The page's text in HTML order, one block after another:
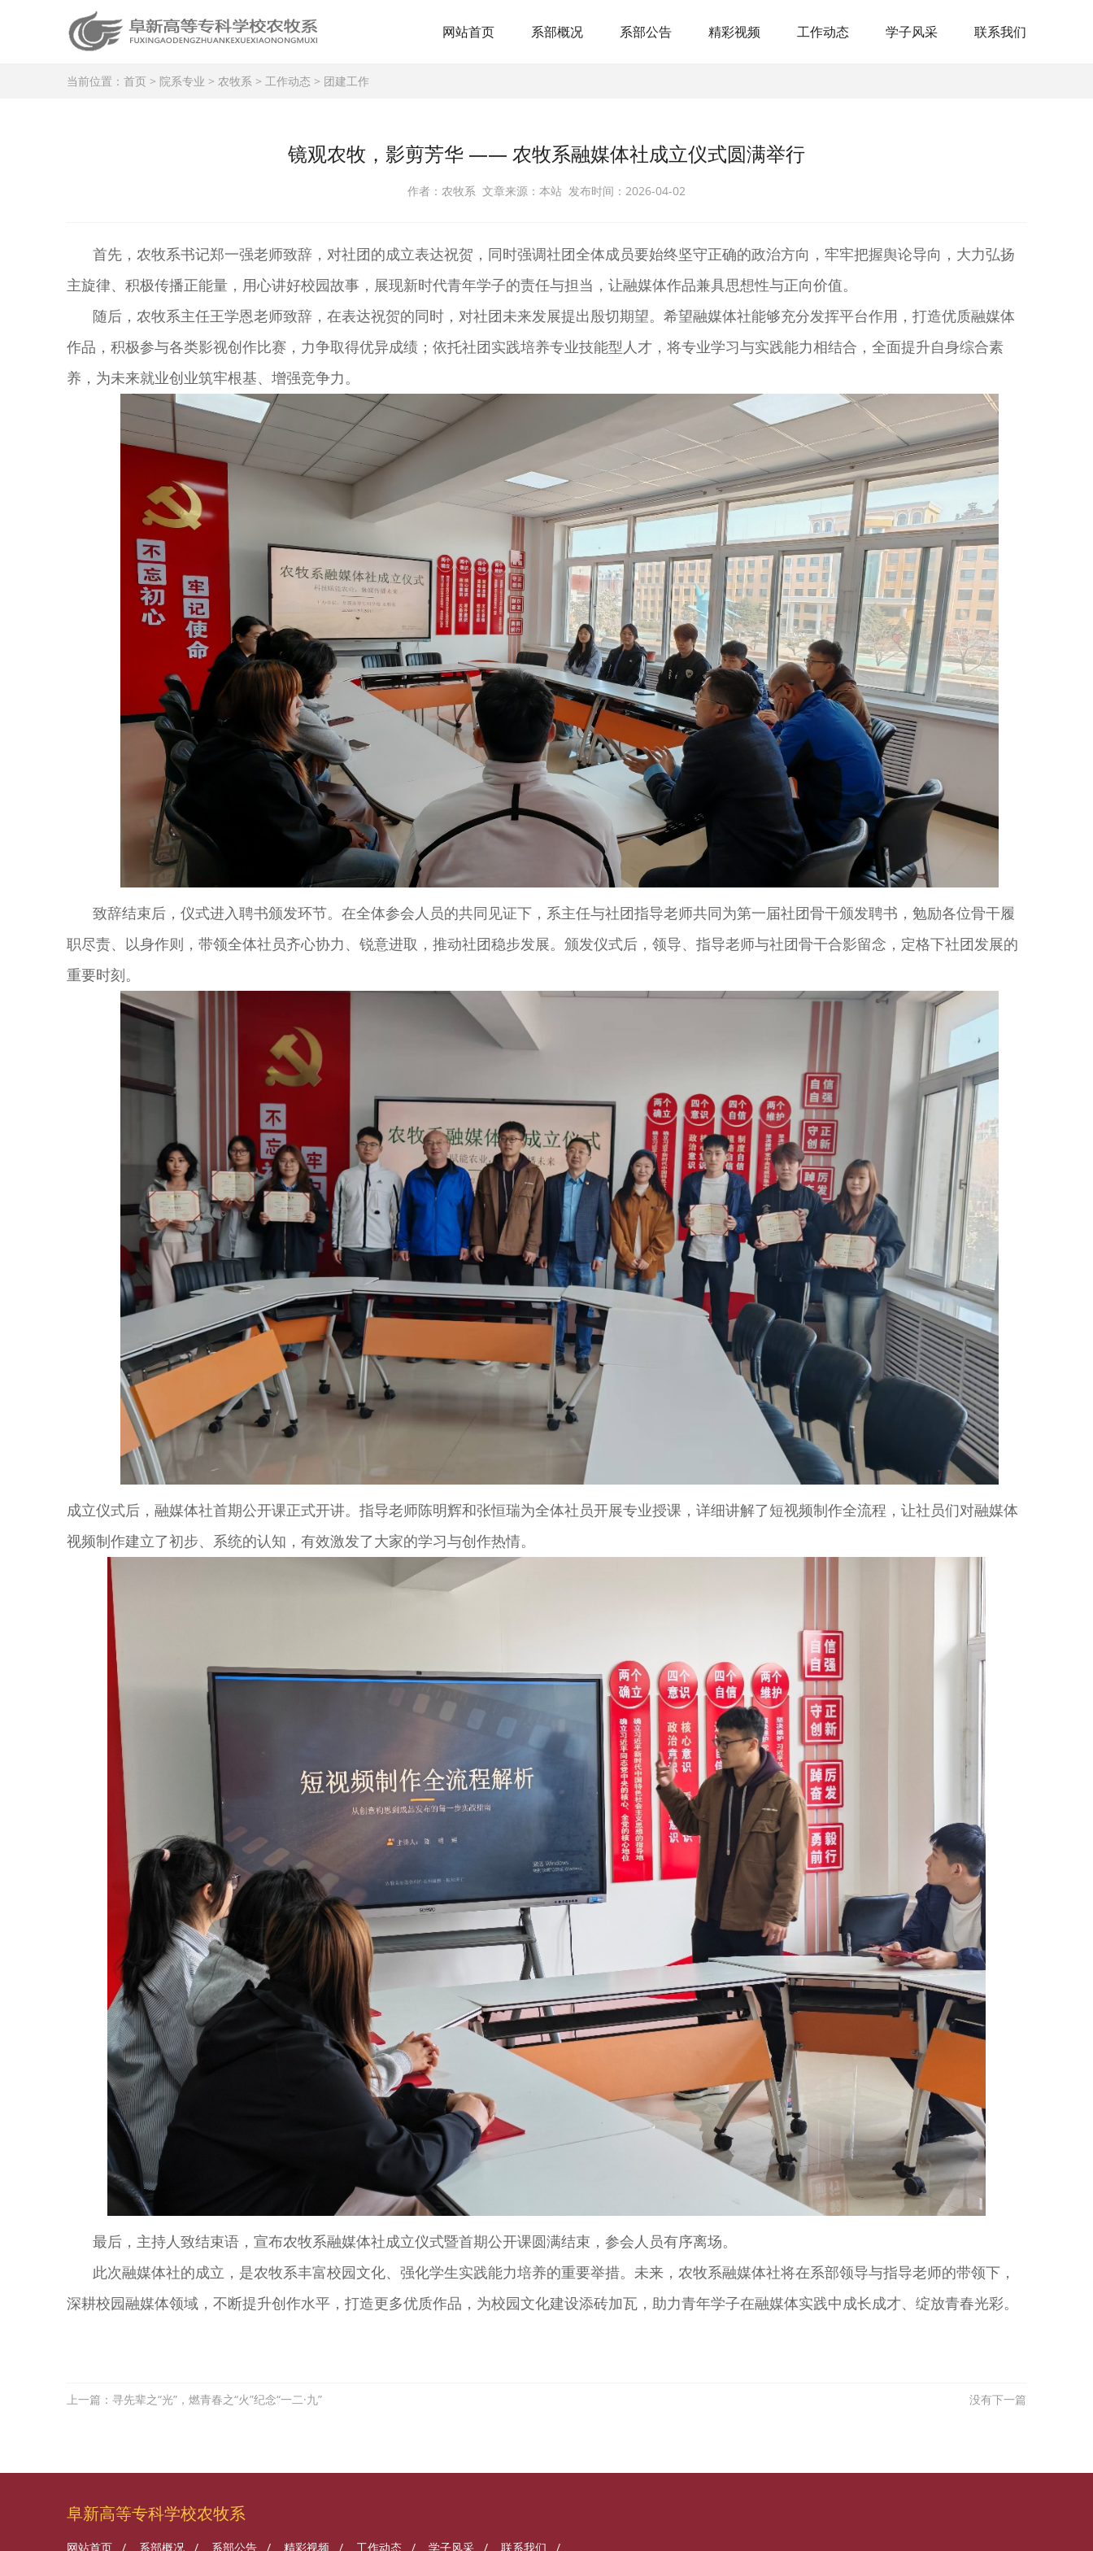
网站首页 系部概况 系部公告 精彩视频 工作动态 学子风采 联系我们
当前位置： 首页 > 院系专业 > 农牧系 > 工作动态 > 团建工作
镜观农牧，影剪芳华 —— 农牧系融媒体社成立仪式圆满举行
作者：农牧系 文章来源：本站 发布时间：2026-04-02
首先 ， 农牧系书记郑一强老师致辞，对社团的成立表达祝贺 ，同时强调社团全体成员要始终坚守正确的政治方向，牢牢把握舆论导向，大力弘扬
主旋律、积极传播正能量，用心讲好校园故事，展现新时代青年学子的责任与担当，让融媒体作品兼具思想性与正向价值。
随后，农牧系主任王学恩老师致辞，在表达祝贺的同时，对社团未来发展提出殷切期望。希望融媒体社能够充分发挥平台作用，打造优质融媒体
作品，积极参与各类影视创作比赛，力争取得优异成绩；依托社团实践培养专业技能型人才，将专业学习与实践能力相结合，全面提升自身综合素
养，为未来就业创业筑牢根基、增强竞争力。
致辞结束后，仪式进入聘书颁发环节。在全体参会人员的共同见证下，系主任与社团指导老师共同为第一届社团骨干颁发聘书，勉励各位骨干履
职尽责、以身作则，带领全体社员齐心协力、锐意进取，推动社团稳步发展。颁发仪式后，领导、指导老师与社团骨干合影留念，定格下社团发展的
重要时刻。
成立仪式后，融媒体社首期公开课正式开讲。指导老师陈明辉和张恒瑞为全体社员开展专业授课，详细讲解了短视频制作全流程 ，让社员们对融媒体
视频制作建立了初步、系统的认知，有效激发了大家的学习与创作热情。
最后，主持人致结束语，宣布农牧系融媒体社成立仪式暨首期公开课圆满结束，参会人员有序离场。
此次融媒体社的成立，是农牧系丰富校园文化、强化学生实践能力培养的重要举措。未来，农牧系融媒体社将在系部领导与指导老师的带领下，
深耕校园融媒体领域，不断提升创作水平，打造更多优质作品，为校园文化建设添砖加瓦，助力青年学子在融媒体实践中成长成才、绽放青春光彩。
上一篇：寻先辈之“光”，燃青春之“火”纪念“一二·九” 没有下一篇
阜新高等专科学校农牧系
网站首页 / 系部概况 / 系部公告 / 精彩视频 / 工作动态 / 学子风采 / 联系我们 /